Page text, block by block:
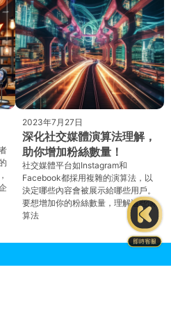
2023年7月27日
深化社交媒體演算法理解，
助你增加粉絲數量！
社交媒體平台如Instagram和
Facebook都採用複雜的演算法，以
決定哪些內容會被展示給哪些用戶。
要想增加你的粉絲數量，理解這些演
算法